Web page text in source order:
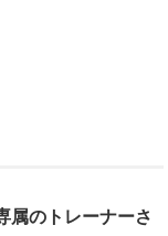
属のトレーナーさ